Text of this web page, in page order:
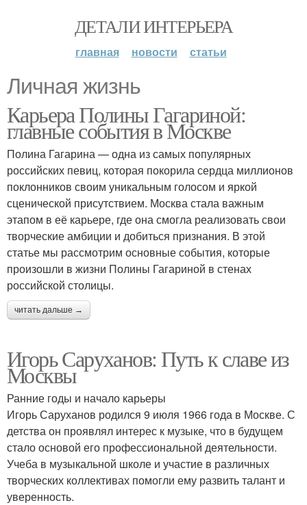
ДЕТАЛИ ИНТЕРЬЕРА
главная новости статьи
Личная жизнь
Карьера Полины Гагариной:
главные события в Москве
Полина Гагарина — одна из самых популярных
российских певиц, которая покорила сердца миллионов
поклонников своим уникальным голосом и яркой
сценической присутствием. Москва стала важным
этапом в её карьере, где она смогла реализовать свои
творческие амбиции и добиться признания. В этой
статье мы рассмотрим основные события, которые
произошли в жизни Полины Гагариной в стенах
российской столицы.
читать дальше →
Игорь Саруханов: Путь к славе из
Москвы
Ранние годы и начало карьеры
Игорь Саруханов родился 9 июля 1966 года в Москве. С
детства он проявлял интерес к музыке, что в будущем
стало основой его профессиональной деятельности.
Учеба в музыкальной школе и участие в различных
творческих коллективах помогли ему развить талант и
уверенность.